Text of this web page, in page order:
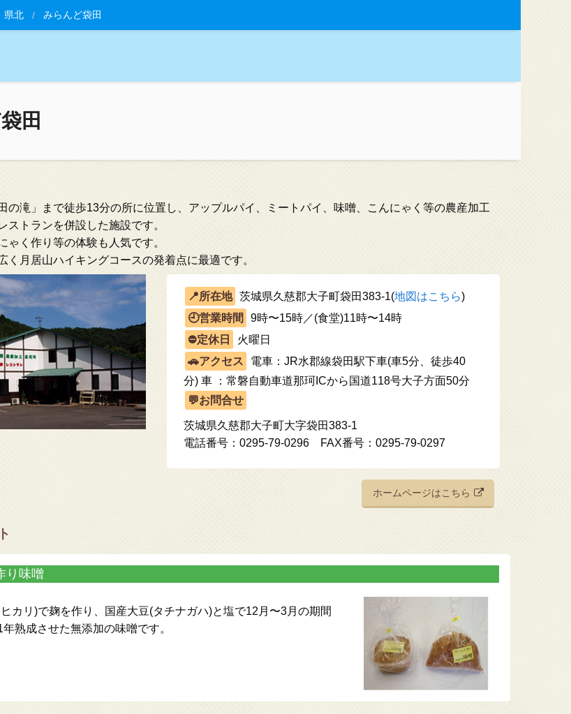
県北 みらんど袋田
田
の滝」まで徒歩13分の所に位置し、アップルパイ、ミートパイ、味噌、こんにゃく等の農産加工
ストランを併設した施設です。
ゃく作り等の体験も人気です。
く月居山ハイキングコースの発着点に最適です。
茨城県久慈郡大子町袋田383-1(地図はこちら)
9時〜15時／(食堂)11時〜14時
火曜日
電車：JR水郡線袋田駅下車(車5分、徒歩40
分) 車 ：常磐自動車道那珂ICから国道118号大子方面50分
茨城県久慈郡大子町大字袋田383-1
電話番号：0295-79-0296 FAX番号：0295-79-0297
ホームページはこちら
り味噌
カリ)で麹を作り、国産大豆(タチナガハ)と塩で12月〜3月の期間
熟成させた無添加の味噌です。